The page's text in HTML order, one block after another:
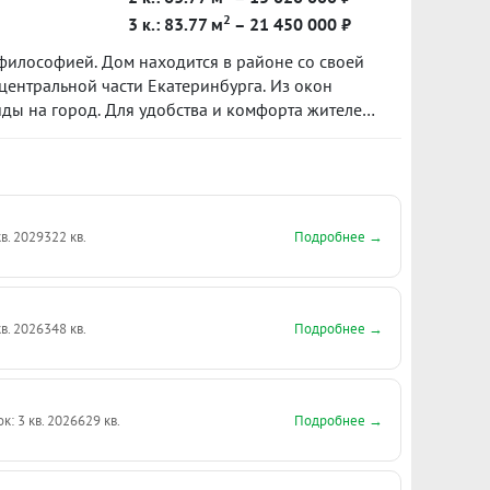
3 к.: 83.77 м2 – 21 450 000 ₽
Дом находится в районе со своей
части Екатеринбурга. Из окон
на город. Для удобства и комфорта жителей
2029322 кв. Подробнее →
2026348 кв. Подробнее →
3 кв. 2026629 кв. Подробнее →